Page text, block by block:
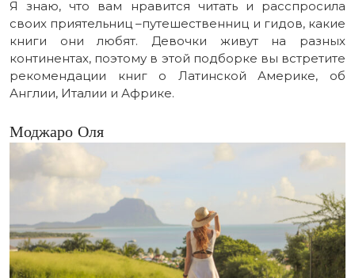
Я знаю, что вам нравится читать и расспросила
своих приятельниц –путешественниц и гидов, какие
книги они любят. Девочки живут на разных
континентах, поэтому в этой подборке вы встретите
рекомендации книг о Латинской Америке, об
Англии, Италии и Африке.
Моджаро Оля